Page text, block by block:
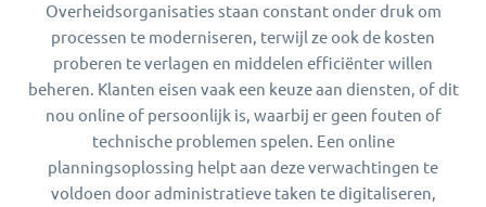
Overheidsorganisaties staan constant onder druk om
processen te moderniseren, terwijl ze ook de kosten
proberen te verlagen en middelen efficiënter willen
beheren. Klanten eisen vaak een keuze aan diensten, of dit
nou online of persoonlijk is, waarbij er geen fouten of
technische problemen spelen. Een online
planningsoplossing helpt aan deze verwachtingen te
voldoen door administratieve taken te digitaliseren,